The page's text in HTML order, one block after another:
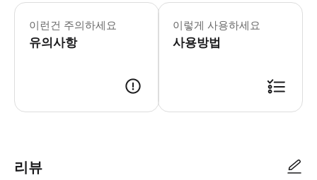
이런건 주의하세요
유의사항
- 준비물: * 수영복 (폭포에서 수영을
이렇게 사용하세요
사용방법
리뷰